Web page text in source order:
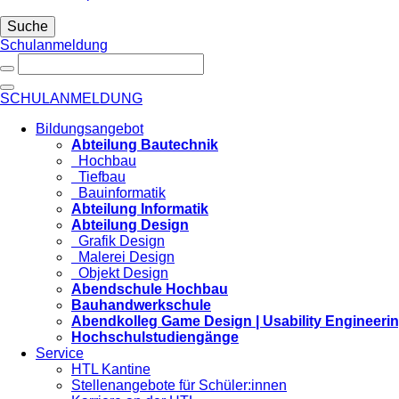
Suche
Schulanmeldung
SCHULANMELDUNG
Bildungsangebot
Abteilung Bautechnik
Hochbau
Tiefbau
Bauinformatik
Abteilung Informatik
Abteilung Design
Grafik Design
Malerei Design
Objekt Design
Abendschule Hochbau
Bauhandwerkschule
Abendkolleg Game Design | Usability
Hochschulstudiengänge
Service
HTL Kantine
Stellenangebote für Schüler:innen